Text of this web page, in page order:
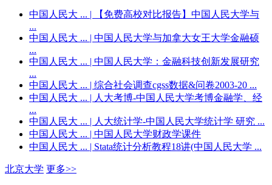
中国人民大 ... | 【免费高校对比报告】中国人民大学与
...
中国人民大 ... | 中国人民大学与加拿大女王大学金融硕
...
中国人民大 ... | 中国人民大学：金融科技创新发展研究
...
中国人民大 ... | 综合社会调查cgss数据&问卷2003-20 ...
中国人民大 ... | 人大考博-中国人民大学考博金融学、经
...
中国人民大 ... | 人大统计学-中国人民大学统计学 研究 ...
中国人民大 ... | 中国人民大学财政学课件
中国人民大 ... | Stata统计分析教程18讲(中国人民大学 ...
北京大学 更多>>